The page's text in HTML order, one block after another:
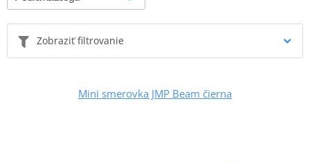
Zobraziť filtrovanie
Mini smerovka JMP Beam čierna